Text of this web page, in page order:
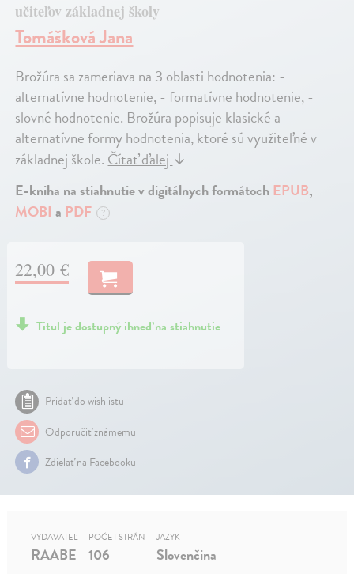
učiteľov základnej školy
Tomášková Jana
Brožúra sa zameriava na 3 oblasti hodnotenia: -
alternatívne hodnotenie, - formatívne hodnotenie, -
slovné hodnotenie. Brožúra popisuje klasické a
alternatívne formy hodnotenia, ktoré sú využiteľné v
základnej škole.Čítať ďalej↓
E-kniha na stiahnutie v digitálnych formátochEPUB,
MOBI a PDF ?
22,00 €
Titul je dostupný ihneď na stiahnutie
Pridať do wishlistu
Odporučiť známemu
Zdielať na Facebooku
VYDAVATEĽ
RAABE
POČET STRÁN
106
JAZYK
Slovenčina